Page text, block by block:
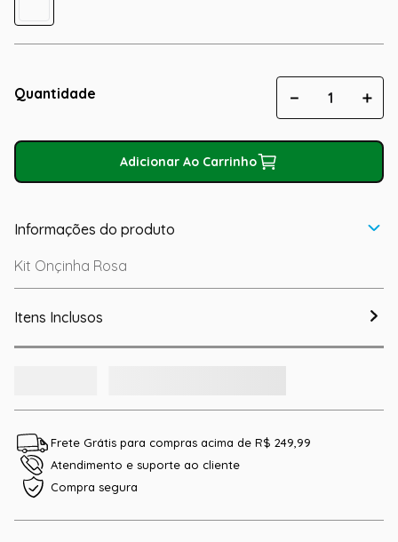
Quantidade ＋
－
Adicionar Ao Carrinho
Informações do produto
Kit Onçinha Rosa
Itens Inclusos
Frete Grátis para compras acima de R$ 249,99
Atendimento e suporte ao cliente
Compra segura